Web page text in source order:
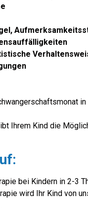
Ihrem Kind die
bei Kindern in 2-3
wird Ihr Kind von